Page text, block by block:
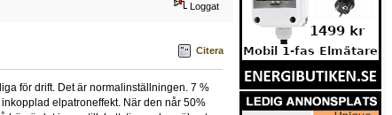
Loggat
Citera
för drift. Det är normalinställningen. 7 %
elpatroneffekt. När den når 50%